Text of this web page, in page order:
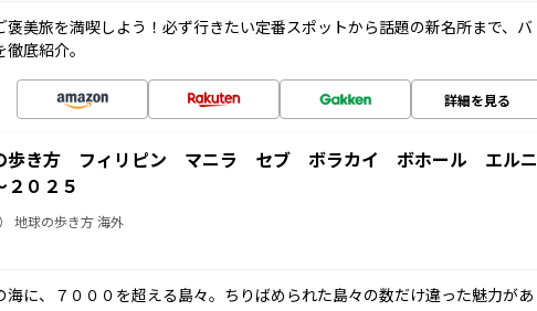
褒美旅を満喫しよう！必ず行きたい定番スポットから話題の新名所まで、バ
底紹介。
詳細を見る
歩き方 フィリピン マニラ セブ ボラカイ ボホール エルニ
０２５
地球の歩き方 海外
海に、７０００を超える島々。ちりばめられた島々の数だけ違った魅力があ